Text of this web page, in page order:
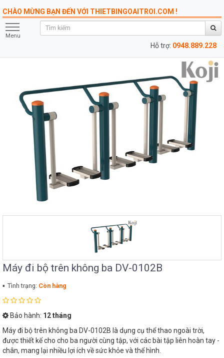
CHÀO MỪNG BẠN ĐẾN VỚI THIETBINGOAITROI.COM !
Menu
Hỗ trợ: 0948.889.228
Máy đi bộ trên không ba DV-0102B
Tình trạng: Còn hàng
Bảo hành: 12 tháng
Máy đi bộ trên không ba DV-0102B là dụng cụ thể thao ngoài trời,
được thiết kế cho cho ba người cùng tập, với các bài tập liên hoàn tay -
chân, mang lại nhiều lợi ích về sức khỏe và thể hình.